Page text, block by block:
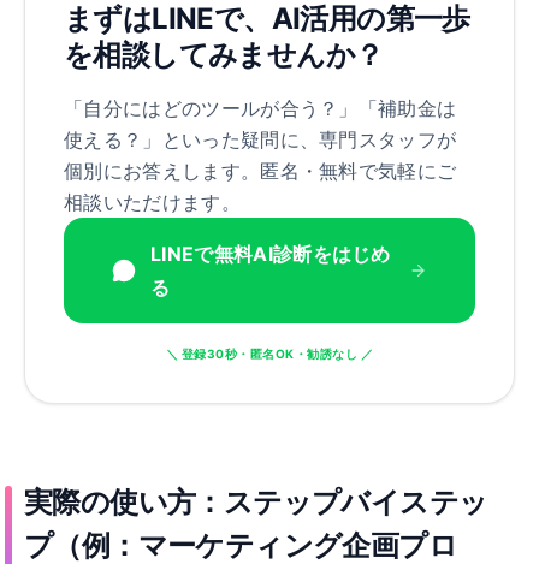
まずはLINEで、AI活用の第一歩
を相談してみませんか？
「自分にはどのツールが合う？」「補助金は
使える？」といった疑問に、専門スタッフが
個別にお答えします。匿名・無料で気軽にご
相談いただけます。
LINEで無料AI診断をはじめ
る
＼ 登録30秒・匿名OK・勧誘なし ／
実際の使い方： ステップバイステッ
プ（例 ： マーケティング企画プロ